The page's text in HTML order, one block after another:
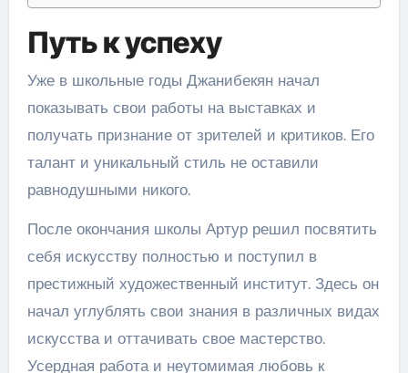
Путь к успеху
Уже в школьные годы Джанибекян начал
показывать свои работы на выставках и
получать признание от зрителей и критиков. Его
талант и уникальный стиль не оставили
равнодушными никого.
После окончания школы Артур решил посвятить
себя искусству полностью и поступил в
престижный художественный институт. Здесь он
начал углублять свои знания в различных видах
искусства и оттачивать свое мастерство.
Усердная работа и неутомимая любовь к